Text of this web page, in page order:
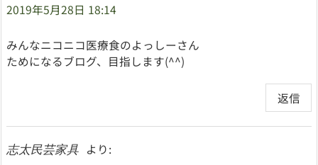
2019年5月28日 18:14
みんなニコニコ医療食のよっしーさん
ためになるブログ、目指します(^^)
返信
志太民芸家具
より: